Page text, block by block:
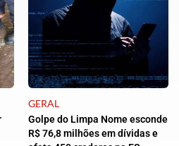
GERAL
Golpe do Limpa Nome esconde
R$ 76,8 milhões em dívidas e